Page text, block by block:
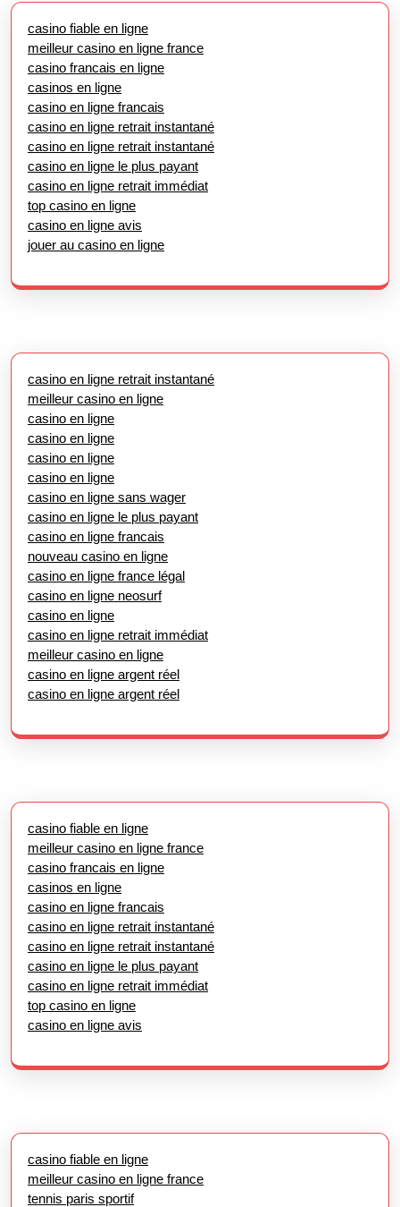
casino fiable en ligne
meilleur casino en ligne france
casino francais en ligne
casinos en ligne
casino en ligne francais
casino en ligne retrait instantané
casino en ligne retrait instantané
casino en ligne le plus payant
casino en ligne retrait immédiat
top casino en ligne
casino en ligne avis
jouer au casino en ligne
casino en ligne retrait instantané
meilleur casino en ligne
casino en ligne
casino en ligne
casino en ligne
casino en ligne
casino en ligne sans wager
casino en ligne le plus payant
casino en ligne francais
nouveau casino en ligne
casino en ligne france légal
casino en ligne neosurf
casino en ligne
casino en ligne retrait immédiat
meilleur casino en ligne
casino en ligne argent réel
casino en ligne argent réel
casino fiable en ligne
meilleur casino en ligne france
casino francais en ligne
casinos en ligne
casino en ligne francais
casino en ligne retrait instantané
casino en ligne retrait instantané
casino en ligne le plus payant
casino en ligne retrait immédiat
top casino en ligne
casino en ligne avis
casino fiable en ligne
meilleur casino en ligne france
tennis paris sportif